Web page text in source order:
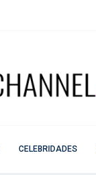
CELEBRIDADES